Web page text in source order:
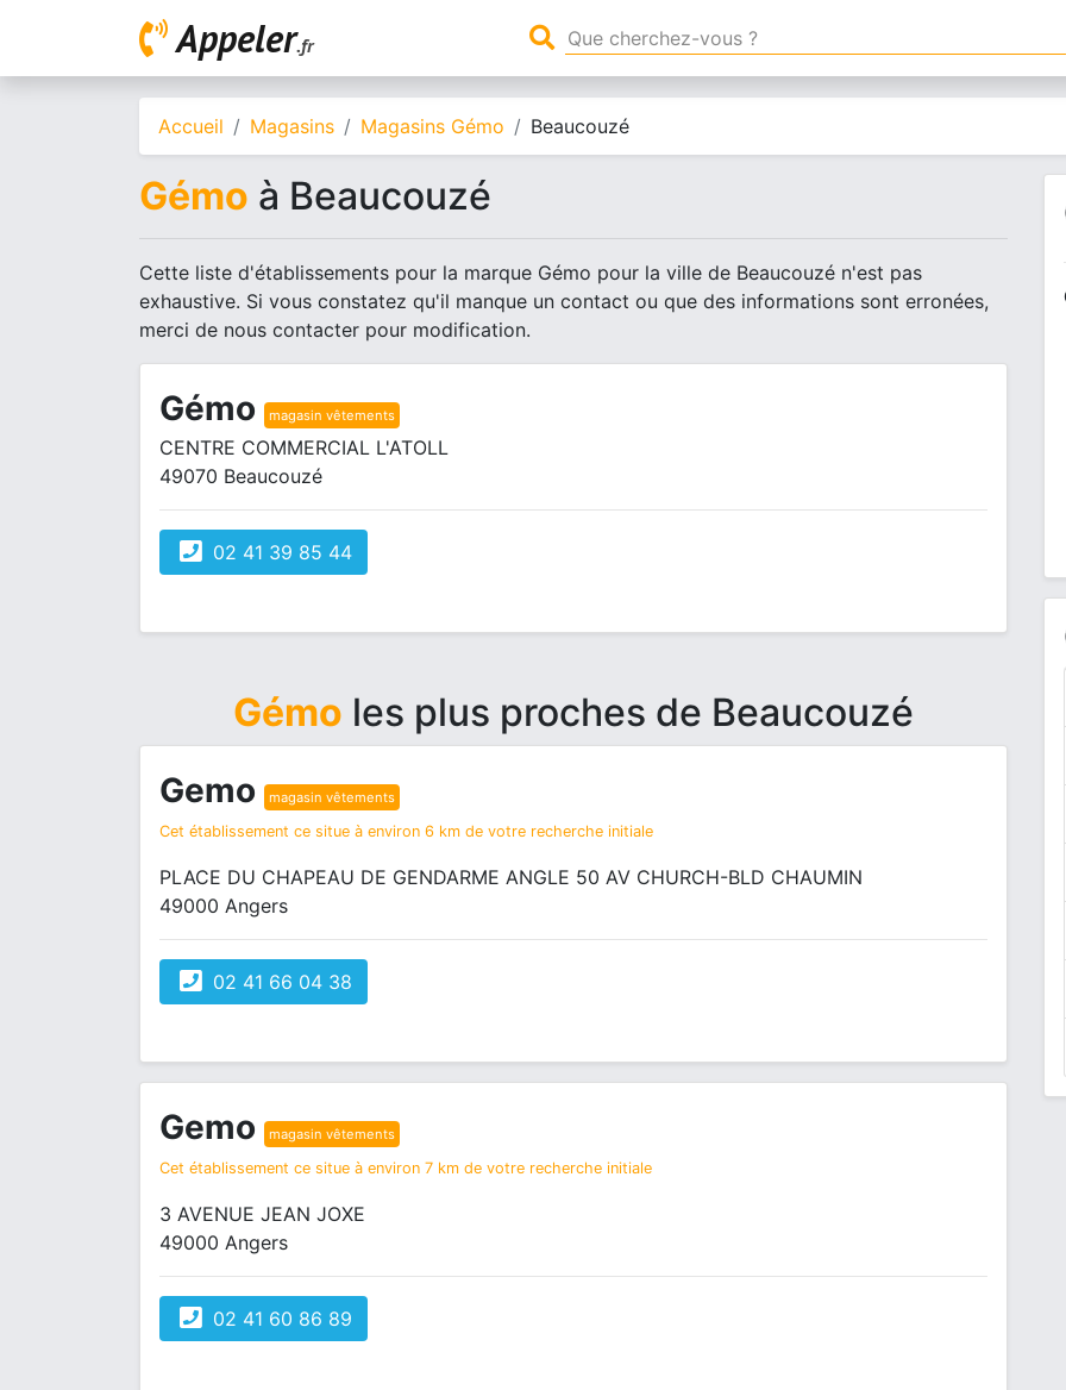
Appeler.fr
Accueil Magasins Magasins Gémo Beaucouzé
Gémo à Beaucouzé
Cette liste d'établissements pour la marque Gémo pour la ville de Beaucouzé n'est pas
exhaustive. Si vous constatez qu'il manque un contact ou que des informations sont erronées,
merci de nous contacter pour modification.
Gémo magasin vêtements
CENTRE COMMERCIAL L'ATOLL
49070 Beaucouzé
02 41 39 85 44
Gémo les plus proches de Beaucouzé
Gemo magasin vêtements
Cet établissement ce situe à environ 6 km de votre recherche initiale
PLACE DU CHAPEAU DE GENDARME ANGLE 50 AV CHURCH-BLD CHAUMIN
49000 Angers
02 41 66 04 38
Gemo magasin vêtements
Cet établissement ce situe à environ 7 km de votre recherche initiale
3 AVENUE JEAN JOXE
49000 Angers
02 41 60 86 89